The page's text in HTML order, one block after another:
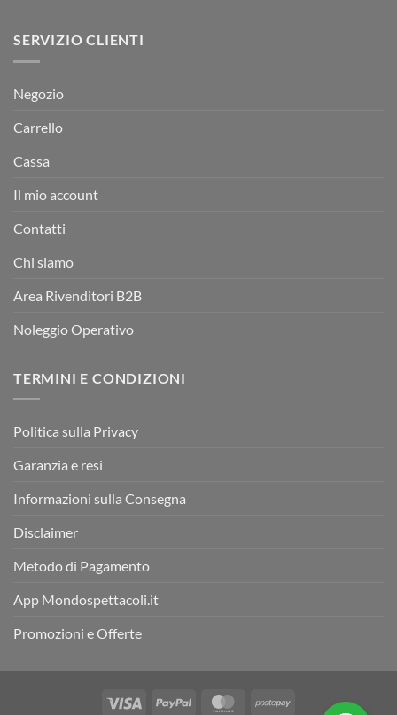
SERVIZIO CLIENTI
Negozio
Carrello
Cassa
Il mio account
Contatti
Chi siamo
Area Rivenditori B2B
Noleggio Operativo
TERMINI E CONDIZIONI
Politica sulla Privacy
Garanzia e resi
Informazioni sulla Consegna
Disclaimer
Metodo di Pagamento
App Mondospettacoli.it
Promozioni e Offerte